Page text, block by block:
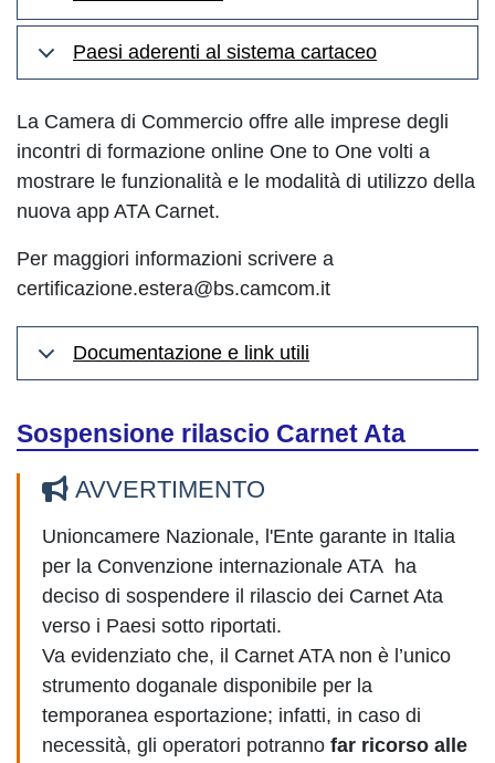
Paesi aderenti al sistema cartaceo
La Camera di Commercio offre alle imprese degli
incontri di formazione online One to One volti a
mostrare le funzionalità e le modalità di utilizzo della
nuova app ATA Carnet.
Per maggiori informazioni scrivere a
certificazione.estera@bs.camcom.it
Documentazione e link utili
Sospensione rilascio Carnet Ata
AVVERTIMENTO
Unioncamere Nazionale, l'Ente garante in Italia
per la Convenzione internazionale ATA ha
deciso di sospendere il rilascio dei Carnet Ata
verso i Paesi sotto riportati.
Va evidenziato che, il Carnet ATA non è l’unico
strumento doganale disponibile per la
temporanea esportazione; infatti, in caso di
necessità, gli operatori potranno far ricorso alle